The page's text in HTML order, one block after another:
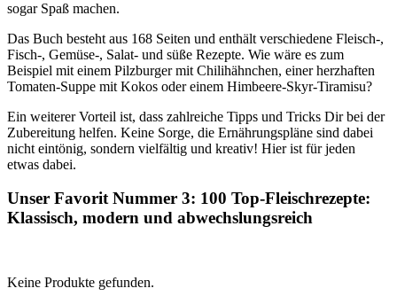
sogar Spaß machen.
Das Buch besteht aus 168 Seiten und enthält verschiedene Fleisch-,
Fisch-, Gemüse-, Salat- und süße Rezepte. Wie wäre es zum
Beispiel mit einem Pilzburger mit Chilihähnchen, einer herzhaften
Tomaten-Suppe mit Kokos oder einem Himbeere-Skyr-Tiramisu?
Ein weiterer Vorteil ist, dass zahlreiche Tipps und Tricks Dir bei der
Zubereitung helfen. Keine Sorge, die Ernährungspläne sind dabei
nicht eintönig, sondern vielfältig und kreativ! Hier ist für jeden
etwas dabei.
Unser Favorit Nummer 3: 100 Top-Fleischrezepte:
Klassisch, modern und abwechslungsreich
Keine Produkte gefunden.